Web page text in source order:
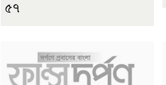
৫৭